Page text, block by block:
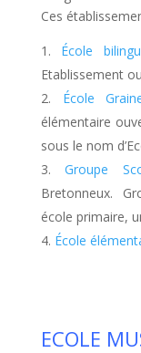
Ces
École
Etablissement
École
élémentaire
sous le nom
Groupe
Bretonneux.
école primaire,
École
ECOLE